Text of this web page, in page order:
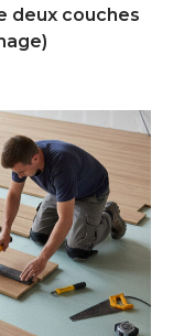
deux couches